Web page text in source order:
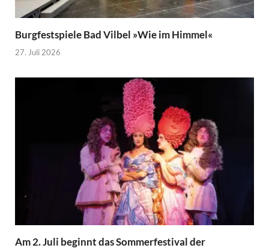
Burgfestspiele Bad Vilbel »Wie im Himmel«
27. Juli 2026
Am 2. Juli beginnt das Sommerfestival der